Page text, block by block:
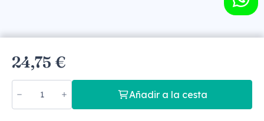
24,75 €
Añadir a la cesta
30706451)